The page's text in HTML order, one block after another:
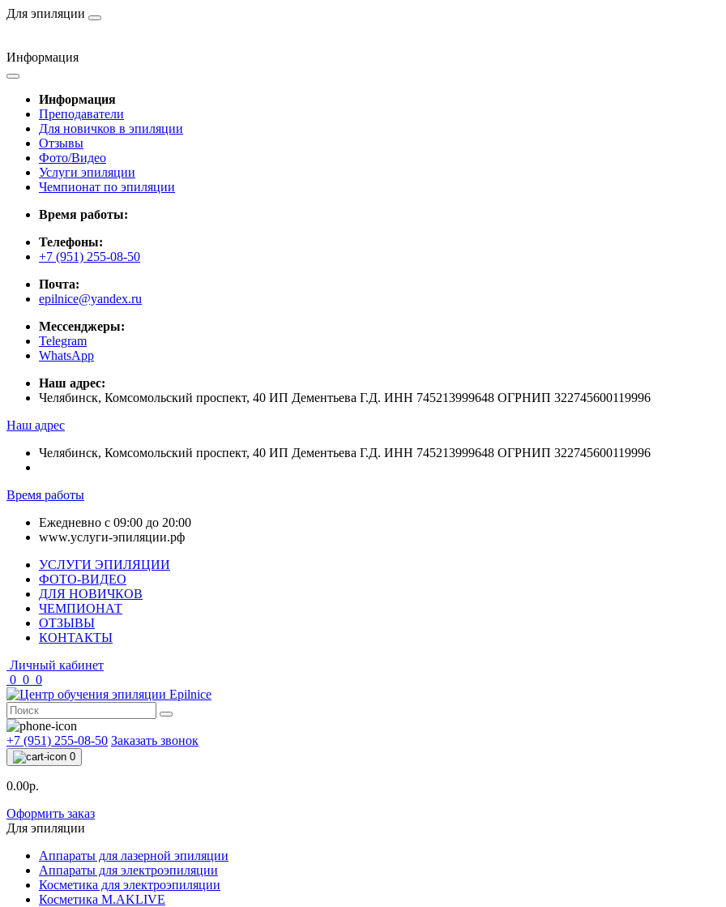
Для эпиляции
Информация
Информация
Преподаватели
Для новичков в эпиляции
Отзывы
Фото/Видео
Услуги эпиляции
Чемпионат по эпиляции
Время работы:
Телефоны:
+7 (951) 255-08-50
Почта:
epilnice@yandex.ru
Мессенджеры:
Telegram
WhatsApp
Наш адрес:
Челябинск, Комсомольский проспект, 40 ИП Дементьева Г.Д. ИНН 745213999648 ОГРНИП 322745600119996
Наш адрес
Челябинск, Комсомольский проспект, 40 ИП Дементьева Г.Д. ИНН 745213999648 ОГРНИП 322745600119996
Время работы
Ежедневно с 09:00 до 20:00
www.услуги-эпиляции.рф
УСЛУГИ ЭПИЛЯЦИИ
ФОТО-ВИДЕО
ДЛЯ НОВИЧКОВ
ЧЕМПИОНАТ
ОТЗЫВЫ
КОНТАКТЫ
Личный кабинет
0 0 0
+7 (951) 255-08-50 Заказать звонок
0
0.00р.
Оформить заказ
Для эпиляции
Аппараты для лазерной эпиляции
Аппараты для электроэпиляции
Косметика для электроэпиляции
Косметика M.AKLIVE